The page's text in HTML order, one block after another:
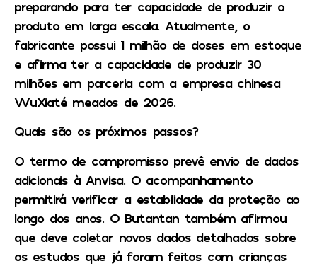
preparando para ter capacidade de produzir o
produto em larga escala. Atualmente, o
fabricante possui 1 milhão de doses em estoque
e afirma ter a capacidade de produzir 30
milhões em parceria com a empresa chinesa
WuXiaté meados de 2026.
Quais são os próximos passos?
O termo de compromisso prevê envio de dados
adicionais à Anvisa. O acompanhamento
permitirá verificar a estabilidade da proteção ao
longo dos anos. O Butantan também afirmou
que deve coletar novos dados detalhados sobre
os estudos que já foram feitos com crianças